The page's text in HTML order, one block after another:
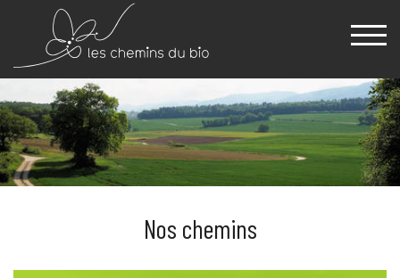
Nos chemins